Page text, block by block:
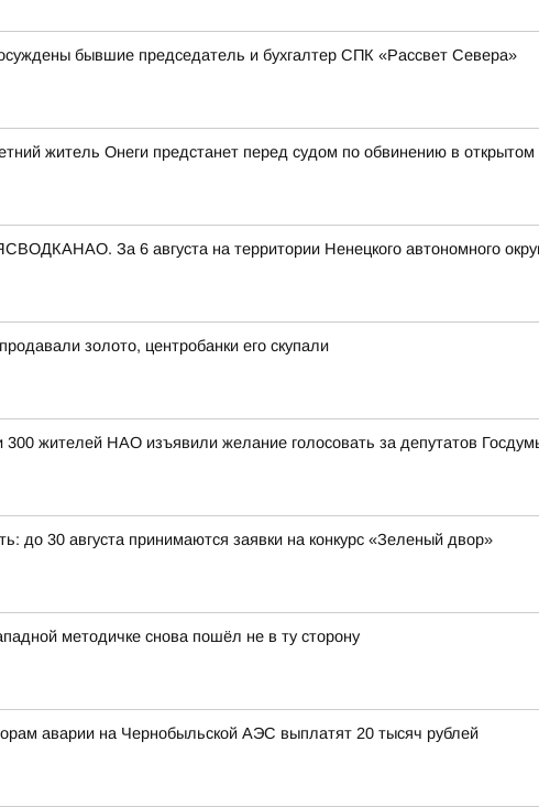
бывшие председатель и бухгалтер СПК «Рассвет Севера»
житель Онеги предстанет перед судом по обвинению в
За 6 августа на территории Ненецкого автономного
золото, центробанки его скупали
300 жителей НАО изъявили желание голосовать за депутатов
до 30 августа принимаются заявки на конкурс «Зеленый двор»
методичке снова пошёл не в ту сторону
аварии на Чернобыльской АЭС выплатят 20 тысяч рублей